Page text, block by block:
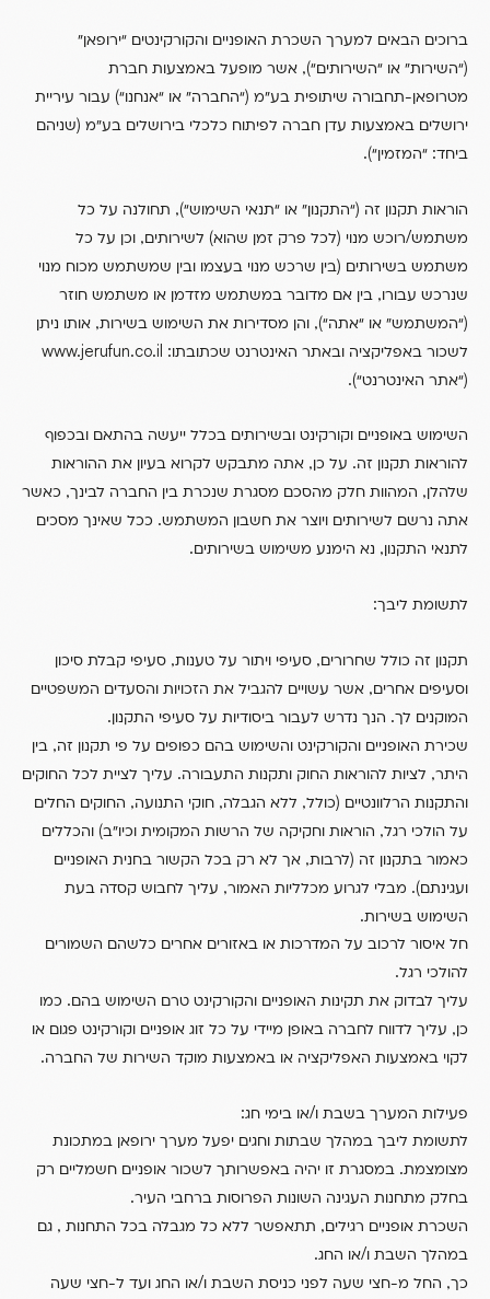
ברוכים הבאים למערך השכרת האופניים והקורקינטים “ירופאן”
(“השירות” או “השירותים“), אשר מופעל באמצעות חברת
מטרופאן-תחבורה שיתופית בע”מ (“החברה” או “אנחנו“) עבור עיריית
ירושלים באמצעות עדן חברה לפיתוח כלכלי בירושלים בע”מ (שניהם
ביחד: “המזמין“).
הוראות תקנון זה (“התקנון” או “תנאי השימוש“), תחולנה על כל
משתמש/רוכש מנוי (לכל פרק זמן שהוא) לשירותים, וכן על כל
משתמש בשירותים (בין שרכש מנוי בעצמו ובין שמשתמש מכוח מנוי
שנרכש עבורו, בין אם מדובר במשתמש מזדמן או משתמש חוזר
(“המשתמש” או “אתה“), והן מסדירות את השימוש בשירות, אותו ניתן
לשכור באפליקציה ובאתר האינטרנט שכתובתו:
www.jerufun.co.il
(“אתר האינטרנט“).
השימוש באופניים וקורקינט ובשירותים בכלל ייעשה בהתאם ובכפוף
להוראות תקנון זה. על כן, אתה מתבקש לקרוא בעיון את ההוראות
שלהלן, המהוות חלק מהסכם מסגרת שנכרת בין החברה לבינך, כאשר
אתה נרשם לשירותים ויוצר את חשבון המשתמש. ככל שאינך מסכים
לתנאי התקנון, נא הימנע משימוש בשירותים.
לתשומת ליבך:
תקנון זה כולל שחרורים, סעיפי ויתור על טענות, סעיפי קבלת סיכון
וסעיפים אחרים, אשר עשויים להגביל את הזכויות והסעדים המשפטיים
המוקנים לך. הנך נדרש לעבור ביסודיות על סעיפי התקנון.
שכירת האופניים והקורקינט והשימוש בהם כפופים על פי תקנון זה, בין
היתר, לציות להוראות החוק ותקנות התעבורה. עליך לציית לכל החוקים
והתקנות הרלוונטיים (כולל, ללא הגבלה, חוקי התנועה, החוקים החלים
על הולכי רגל, הוראות וחקיקה של הרשות המקומית וכיו”ב) והכללים
כאמור בתקנון זה (לרבות, אך לא רק בכל הקשור בחנית האופניים
ועגינתם). מבלי לגרוע מכלליות האמור, עליך לחבוש קסדה בעת
השימוש בשירות.
חל איסור לרכוב על המדרכות או באזורים אחרים כלשהם השמורים
להולכי רגל.
עליך לבדוק את תקינות האופניים והקורקינט טרם השימוש בהם. כמו
כן, עליך לדווח לחברה באופן מיידי על כל זוג אופניים וקורקינט פגום או
לקוי באמצעות האפליקציה או באמצעות מוקד השירות של החברה.
פעילות המערך בשבת ו/או בימי חג:
לתשומת ליבך במהלך שבתות וחגים יפעל מערך ירופאן במתכונת
מצומצמת. במסגרת זו יהיה באפשרותך לשכור אופניים חשמליים רק
בחלק מתחנות העגינה השונות הפרוסות ברחבי העיר.
השכרת אופניים רגילים, תתאפשר ללא כל מגבלה בכל התחנות , גם
במהלך השבת ו/או החג.
כך, החל מ-חצי שעה לפני כניסת השבת ו/או החג ועד ל-חצי שעה